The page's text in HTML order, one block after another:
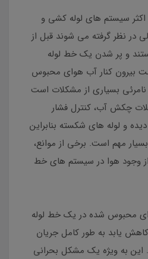
اکثر سیستم های لوله کشی و
در نظر گرفته می شوند قبل از
و پر شدن یک خط لوله
بیرون کنار آب هوای محبوس
بسیاری از مشکلات است
چکش آب، کنترل فشار
و لوله های شکسته بنابراین
مهم است. برخی از موانع،
وجود هوا در سیستم های خط
محبوس شده در یک خط لوله
یابد به طور کامل جریان
به ویژه یک مشکل بحرانی